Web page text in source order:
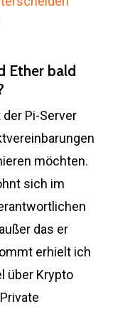
Ether bald
Pi-Server
möchten.
sich im
das er
erhielt ich
über Krypto